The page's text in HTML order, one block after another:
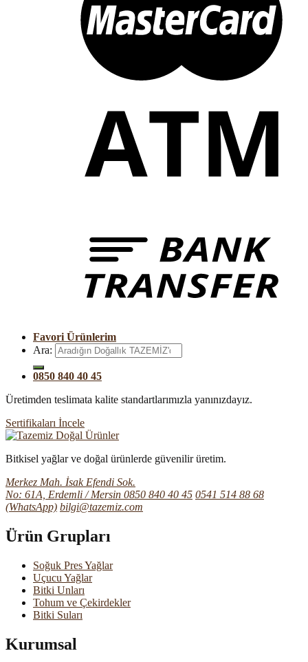
Favori Ürünlerim
Ara:
0850 840 40 45
Üretimden teslimata kalite standartlarımızla yanınızdayız.
Sertifikaları İncele
Bitkisel yağlar ve doğal ürünlerde güvenilir üretim.
Merkez Mah. İsak Efendi Sok.
No: 61A, Erdemli / Mersin 0850 840 40 45 0541 514 88 68
(WhatsApp) bilgi@tazemiz.com
Ürün Grupları
Soğuk Pres Yağlar
Uçucu Yağlar
Bitki Unları
Tohum ve Çekirdekler
Bitki Suları
Kurumsal